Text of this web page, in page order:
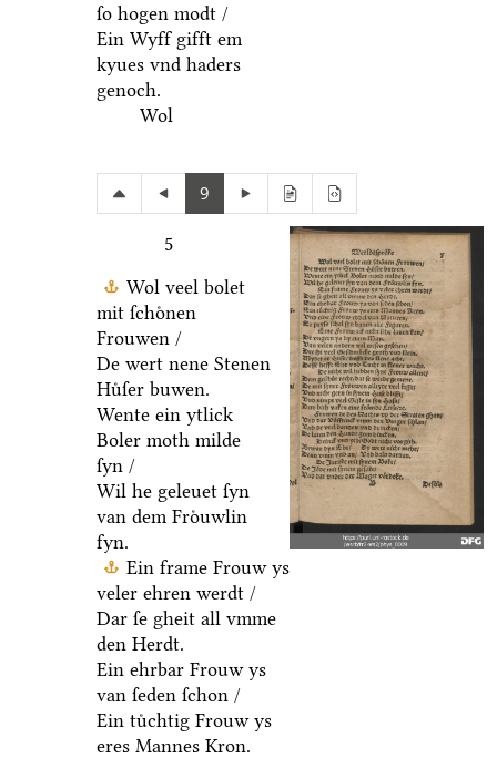
ſo hogen modt /
Ein Wyff gifft em
kyues vnd haders
genoch.
Wol
9
5
Wol veel bolet
mit ſchoͤnen
Frouwen /
De wert nene Stenen
Huͤſer buwen.
Wente ein ytlick
Boler moth milde
ſyn /
Wil he geleuet ſyn
van dem Froͤuwlin
fyn.
Ein frame Frouw ys
veler ehren werdt /
Dar ſe gheit all vmme
den Herdt.
Ein ehrbar Frouw ys
van ſeden ſchon /
Ein tuͤchtig Frouw ys
eres Mannes Kron.